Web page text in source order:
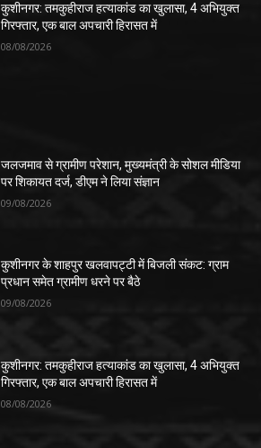
कुशीनगर: तमकुहीराज हत्याकांड का खुलासा, 4 अभियुक्त
गिरफ्तार, एक बाल अपचारी हिरासत में
08/08/2026
जलजमाव से ग्रामीण परेशान, मुख्यमंत्री के सोशल मीडिया
पर शिकायत दर्ज, डीएम ने लिया संज्ञान
09/08/2026
कुशीनगर के शाहपुर खलवापट्टी में बिजली संकट: ग्राम
प्रधान समेत ग्रामीण धरने पर बैठे
09/08/2026
कुशीनगर: तमकुहीराज हत्याकांड का खुलासा, 4 अभियुक्त
गिरफ्तार, एक बाल अपचारी हिरासत में
08/08/2026